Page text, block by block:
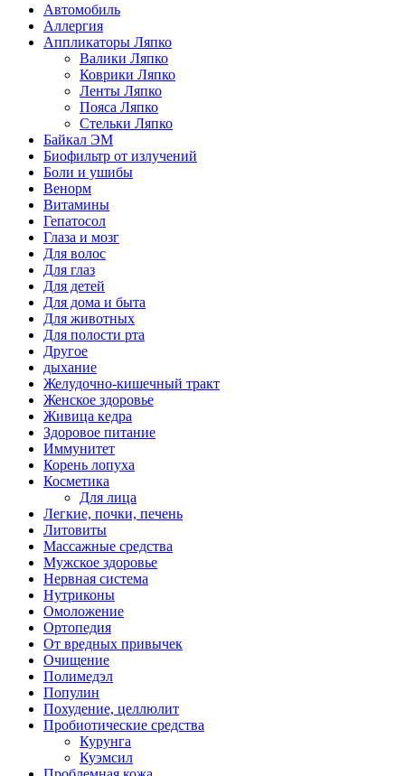
Автомобиль
Аллергия
Аппликаторы Ляпко
Валики Ляпко
Коврики Ляпко
Ленты Ляпко
Пояса Ляпко
Стельки Ляпко
Байкал ЭМ
Биофильтр от излучений
Боли и ушибы
Венорм
Витамины
Гепатосол
Глаза и мозг
Для волос
Для глаз
Для детей
Для дома и быта
Для животных
Для полости рта
Другое
дыхание
Желудочно-кишечный тракт
Женское здоровье
Живица кедра
Здоровое питание
Иммунитет
Корень лопуха
Косметика
Для лица
Легкие, почки, печень
Литовиты
Массажные средства
Мужское здоровье
Нервная система
Нутриконы
Омоложение
Ортопедия
От вредных привычек
Очищение
Полимедэл
Популин
Похудение, целлюлит
Пробиотические средства
Курунга
Куэмсил